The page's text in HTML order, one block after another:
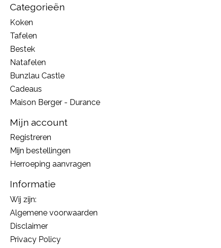
Categorieën
Koken
Tafelen
Bestek
Natafelen
Bunzlau Castle
Cadeaus
Maison Berger - Durance
Mijn account
Registreren
Mijn bestellingen
Herroeping aanvragen
Informatie
Wij zijn:
Algemene voorwaarden
Disclaimer
Privacy Policy